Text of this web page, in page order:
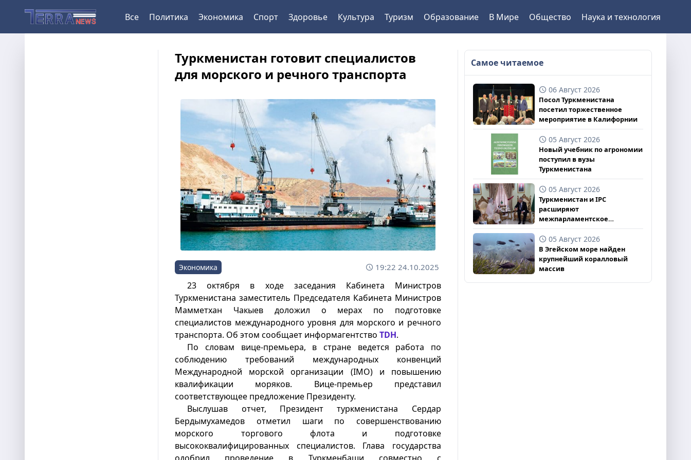
Все Политика Экономика Спорт Здоровье Культура Туризм Образование В Мире Общество Наука и технология
Туркменистан готовит специалистов
для морского и речного транспорта
Экономика 19:22 24.10.2025
23 октября в ходе заседания Кабинета Министров
Туркменистана заместитель Председателя Кабинета Министров
Мамметхан Чакыев доложил о мерах по подготовке
специалистов международного уровня для морского и речного
транспорта. Об этом сообщает информагентствоTDH.
По словам вице-премьера, в стране ведется работа по
соблюдению требований международных конвенций
Международной морской организации (IMO) и повышению
квалификации моряков. Вице-премьер представил
соответствующее предложение Президенту.
Выслушав отчет, Президент туркменистана Сердар
Бердымухамедов отметил шаги по совершенствованию
морского торгового флота и подготовке
высококвалифицированных специалистов. Глава государства
Самое читаемое
06 Август 2026
Посол Туркменистана
посетил торжественное
мероприятие в Калифорнии
05 Август 2026
Новый учебник по агрономии
поступил в вузы
Туркменистана
05 Август 2026
Туркменистан и IPC
расширяют
межпарламентское
взаимодействие
05 Август 2026
В Эгейском море найден
крупнейший коралловый
массив